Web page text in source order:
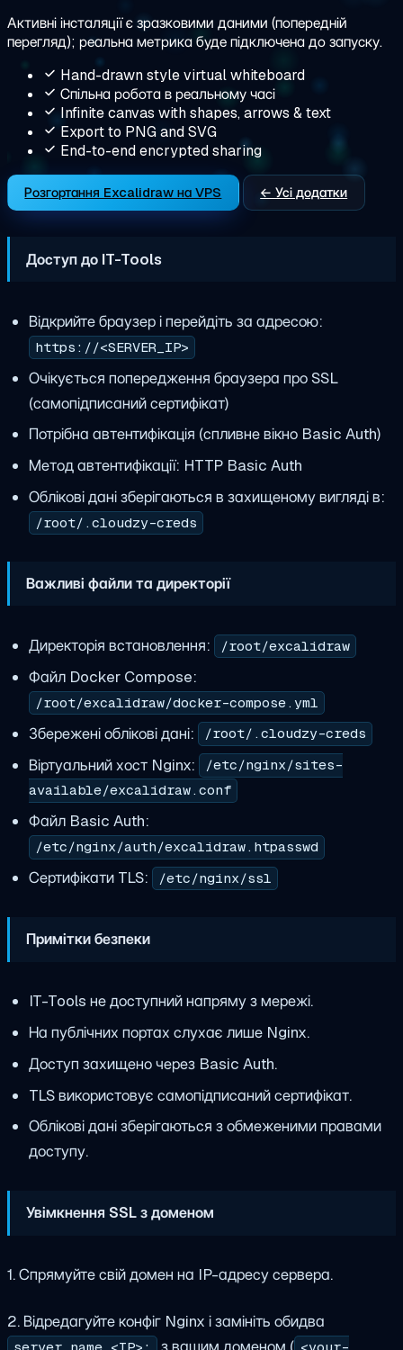
Активні інсталяції є зразковими даними (попередній
перегляд); реальна метрика буде підключена до запуску.
Hand-drawn style virtual whiteboard
Спільна робота в реальному часі
Infinite canvas with shapes, arrows & text
Export to PNG and SVG
End-to-end encrypted sharing
Розгортання Excalidraw на VPS ← Усі додатки
Доступ до IT-Tools
Відкрийте браузер і перейдіть за адресою:
https://<SERVER_IP>
Очікується попередження браузера про SSL
(самопідписаний сертифікат)
Потрібна автентифікація (спливне вікно Basic Auth)
Метод автентифікації: HTTP Basic Auth
Облікові дані зберігаються в захищеному вигляді в:
/root/.cloudzy-creds
Важливі файли та директорії
Директорія встановлення: /root/excalidraw
Файл Docker Compose:
/root/excalidraw/docker-compose.yml
Збережені облікові дані: /root/.cloudzy-creds
Віртуальний хост Nginx:
/etc/nginx/sites-
available/excalidraw.conf
Файл Basic Auth:
/etc/nginx/auth/excalidraw.htpasswd
Сертифікати TLS: /etc/nginx/ssl
Примітки безпеки
IT-Tools не доступний напряму з мережі.
На публічних портах слухає лише Nginx.
Доступ захищено через Basic Auth.
TLS використовує самопідписаний сертифікат.
Облікові дані зберігаються з обмеженими правами
доступу.
Увімкнення SSL з доменом
1. Спрямуйте свій домен на IP-адресу сервера.
2. Відредагуйте конфіг Nginx і замініть обидва